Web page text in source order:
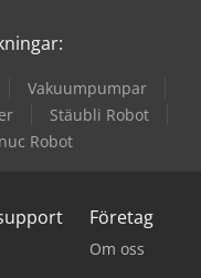
Vakuumpumpar
Stäubli Robot
Robot
Företag
Om oss